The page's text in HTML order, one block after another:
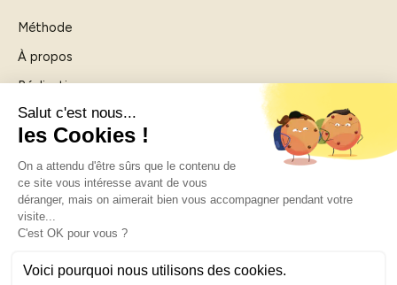
Méthode
À propos
Réalisations
Agence vidéo Rouen
Agence vidéo Paris
Contactez-nous
Légal
Mentions légales